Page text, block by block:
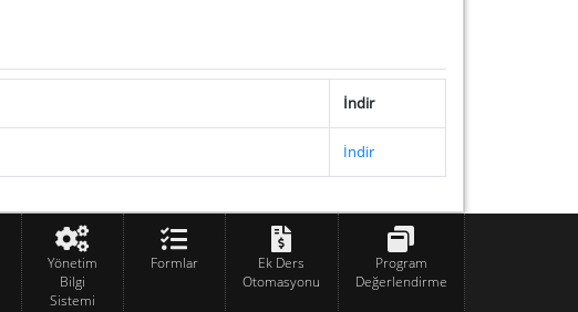
İndir
İndir
Yönetim
Bilgi
Sistemi
Formlar
Ek Ders
Otomasyonu
Program
Değerlendirme